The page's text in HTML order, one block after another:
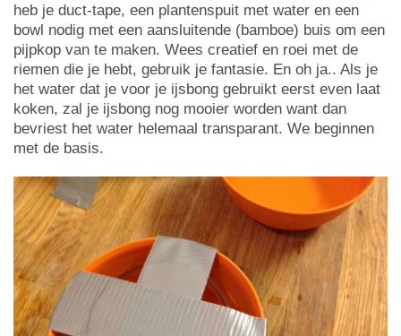
heb je duct-tape, een plantenspuit met water en een
bowl nodig met een aansluitende (bamboe) buis om een
pijpkop van te maken. Wees creatief en roei met de
riemen die je hebt, gebruik je fantasie. En oh ja.. Als je
het water dat je voor je ijsbong gebruikt eerst even laat
koken, zal je ijsbong nog mooier worden want dan
bevriest het water helemaal transparant. We beginnen
met de basis.